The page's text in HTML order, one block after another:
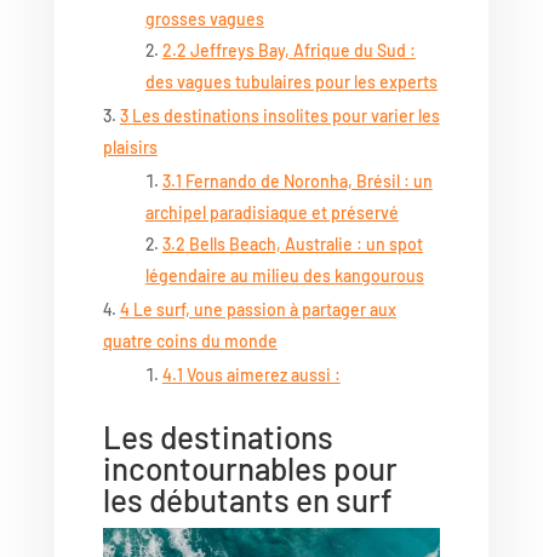
grosses vagues
2.2 Jeffreys Bay, Afrique du Sud :
des vagues tubulaires pour les experts
3 Les destinations insolites pour varier les
plaisirs
3.1 Fernando de Noronha, Brésil : un
archipel paradisiaque et préservé
3.2 Bells Beach, Australie : un spot
légendaire au milieu des kangourous
4 Le surf, une passion à partager aux
quatre coins du monde
4.1 Vous aimerez aussi :
Les destinations
incontournables pour
les débutants en surf